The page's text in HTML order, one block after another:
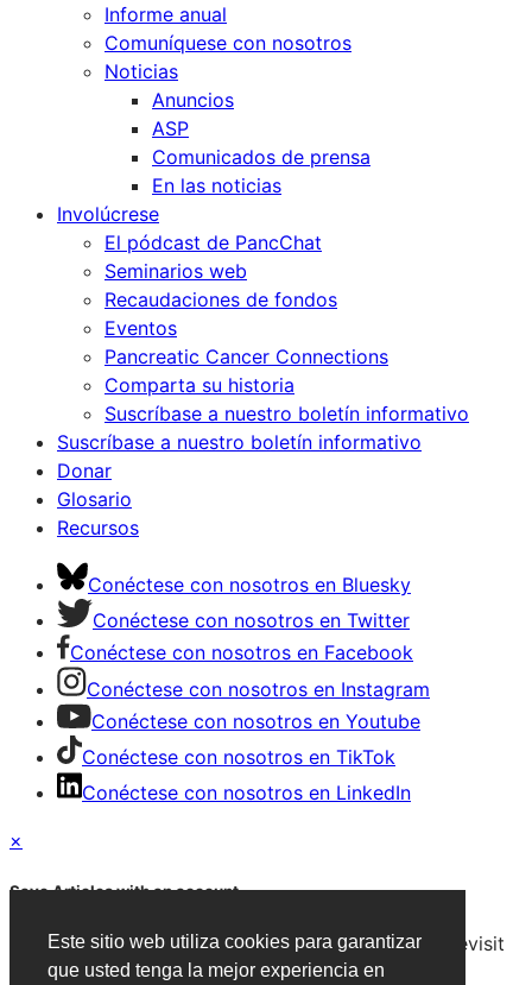
Este sitio web utiliza cookies para garantizar
que usted tenga la mejor experiencia en
Informe anual
Comuníquese con nosotros
Noticias
Anuncios
ASP
Comunicados de prensa
En las noticias
Involúcrese
El pódcast de PancChat
Seminarios web
Recaudaciones de fondos
Eventos
Pancreatic Cancer Connections
Comparta su historia
Suscríbase a nuestro boletín informativo
Suscríbase a nuestro boletín informativo
Donar
Glosario
Recursos
Conéctese con nosotros en Bluesky
Conéctese con nosotros en Twitter
Conéctese con nosotros en Facebook
Conéctese con nosotros en Instagram
Conéctese con nosotros en Youtube
Conéctese con nosotros en TikTok
Conéctese con nosotros en LinkedIn
×
Save Articles with an account
After signing in, you can save articles and easily revisit
them on any device.